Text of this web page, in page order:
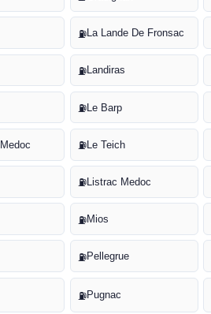
⛽La Lande De Fronsac
⛽Landiras
⛽Le Barp
⛽Le Teich
⛽ Listrac Medoc
⛽Mios
⛽Pellegrue
⛽Pugnac